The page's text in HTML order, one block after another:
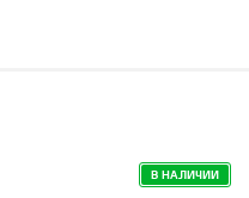
В НАЛИЧИИ